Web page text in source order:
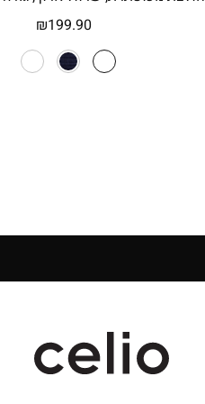
₪199.90